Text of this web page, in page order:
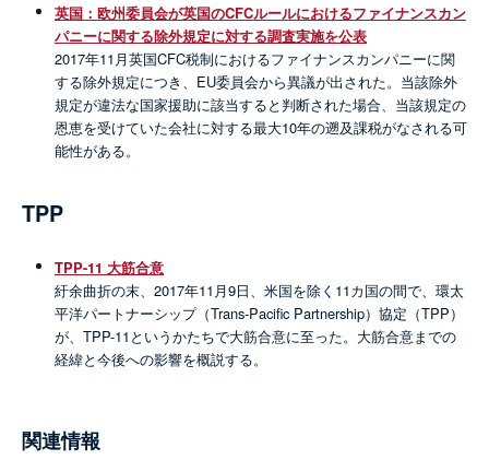
英国：欧州委員会が英国のCFCルールにおけるファイナンスカン
パニーに関する除外規定に対する調査実施を公表
2017年11月英国CFC税制におけるファイナンスカンパニーに関
する除外規定につき、EU委員会から異議が出された。当該除外
規定が違法な国家援助に該当すると判断された場合、当該規定の
恩恵を受けていた会社に対する最大10年の遡及課税がなされる可
能性がある。
TPP
TPP-11 大筋合意
紆余曲折の末、2017年11月9日、米国を除く11カ国の間で、環太
平洋パートナーシップ（Trans-Pacific Partnership）協定（TPP）
が、TPP-11というかたちで大筋合意に至った。大筋合意までの
経緯と今後への影響を概説する。
関連情報